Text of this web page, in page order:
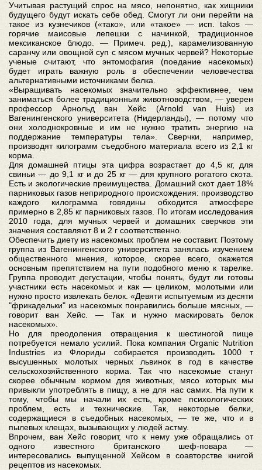
Учитывая растущий спрос на мясо, непонятно, как хищники
будущего будут искать себе обед. Смогут ли они перейти на
такое из кузнечиков («тако», или «такое» — исп. takos —
горячие маисовые лепешки с начинкой, традиционное
мексиканское блюдо. — Примеч. ред.), карамелизованную
саранчу или овощной суп с мясом мучных червей? Некоторые
ученые считают, что энтомофагия (поедание насекомых)
будет играть важную роль в обеспечении человечества
альтернативными источниками белка.
«Выращивать насекомых значительно эффективнее, чем
заниматься более традиционным животноводством, — уверен
профессор Арнольд ван Хейс (Arnold van Huis) из
Вагенингенского университета (Нидерланды), — потому что
они холоднокровные и им не нужно тратить энергию на
поддержание температуры тела». Сверчки, например,
производят килограмм съедобного материала всего из 2,1 кг
корма.
Для домашней птицы эта цифра возрастает до 4,5 кг, для
свиньи — до 9,1 кг и до 25 кг — для крупного рогатого скота.
Есть и экологические преимущества. Домашний скот дает 18%
парниковых газов неприродного происхождения: производство
каждого килограмма говядины обходится атмосфере
примерно в 2,85 кг парниковых газов. По итогам исследования
2010 года, для мучных червей и домашних сверчков эти
значения составляют 8 и 2 г соответственно.
Обеспечить диету из насекомых проблем не составит. Поэтому
группа из Вагенингенского университета занялась изучением
общественного мнения, которое, скорее всего, окажется
основным препятствием на пути подобного меню к тарелке.
Группа проводит дегустации, чтобы понять, будут ли готовы
участники есть насекомых и как — целиком, молотыми или
нужно просто извлекать белок. «Девяти испытуемым из десяти
"фрикадельки" из насекомых понравились больше мясных, —
говорит ван Хейс. — Так и нужно маскировать белок
насекомых».
Но для преодоления отвращения к шестиногой пище
потребуется немало усилий. Пока компания Organic Nutrition
Industries из Флориды собирается производить 1000 т
высушенных молотых черных львинок в год в качестве
сельскохозяйственного корма. Так что насекомые станут
скорее обычным кормом для животных, мясо которых мы
привыкли употреблять в пищу, а не для нас самих. На пути к
тому, чтобы мы начали их есть, кроме психологических
проблем, есть и технические. Так, некоторые белки,
содержащиеся в съедобных насекомых, — те же, что и в
пылевых клещах, вызывающих у людей астму.
Впрочем, ван Хейс говорит, что к нему уже обращались от
одного известного британского шеф-повара —
интересовались выпущенной Хейсом в соавторстве книгой
рецептов из насекомых.